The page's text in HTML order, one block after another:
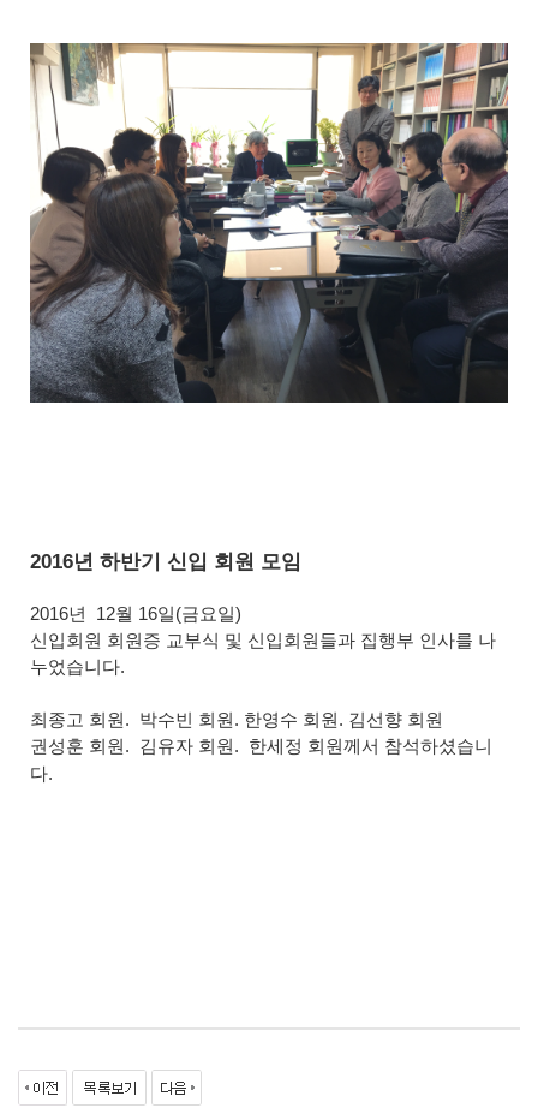
2016년 하반기 신입 회원 모임
2016년 12월 16일(금요일)
신입회원 회원증 교부식 및 신입회원들과 집행부 인사를 나
누었습니다.
최종고 회원. 박수빈 회원. 한영수 회원. 김선향 회원
권성훈 회원. 김유자 회원. 한세정 회원께서 참석하셨습니
다.